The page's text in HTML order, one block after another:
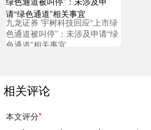
九龙证券 宇树科技回应“上市绿
色通道被叫停”：未涉及申请“绿
色通道”相关事宜
相关评论
本文评分*